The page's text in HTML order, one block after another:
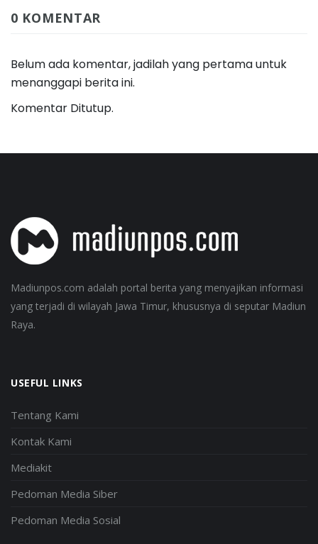
0 KOMENTAR
Belum ada komentar, jadilah yang pertama untuk
menanggapi berita ini.
Komentar Ditutup.
Madiunpos.com adalah portal berita yang menyajikan informasi
yang terjadi di wilayah Jawa Timur, khususnya di seputar Madiun
Raya.
USEFUL LINKS
Tentang Kami
Kontak Kami
Mediakit
Pedoman Media Siber
Pedoman Media Sosial